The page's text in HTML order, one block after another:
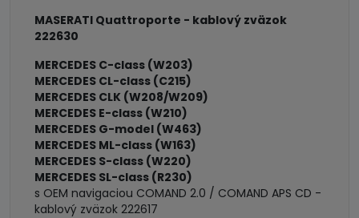
MASERATI Quattroporte - kablový zväzok
222630
MERCEDES C-class (W203)
MERCEDES CL-class (C215)
MERCEDES CLK (W208/W209)
MERCEDES E-class (W210)
MERCEDES G-model (W463)
MERCEDES ML-class (W163)
MERCEDES S-class (W220)
MERCEDES SL-class (R230)
s OEM navigaciou COMAND 2.0 / COMAND APS CD -
kablový zväzok 222617